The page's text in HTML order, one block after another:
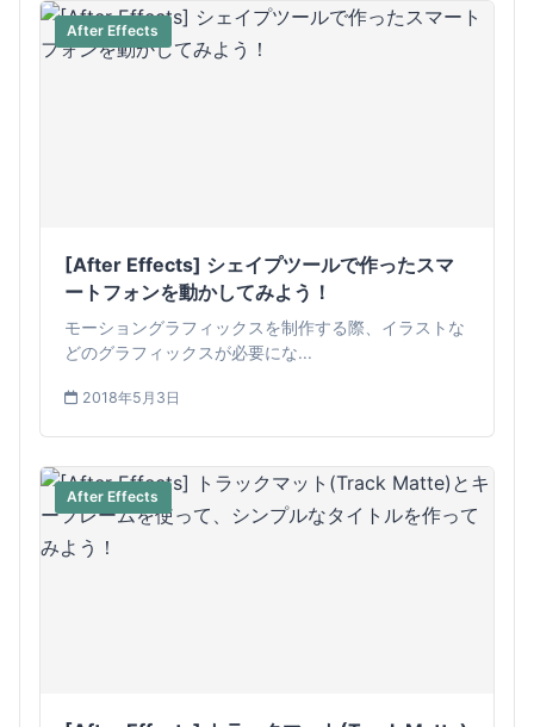
After Effects
[After Effects] シェイプツールで作ったスマ
ートフォンを動かしてみよう！
モーショングラフィックスを制作する際、イラストな
どのグラフィックスが必要にな...
2018年5月3日
After Effects